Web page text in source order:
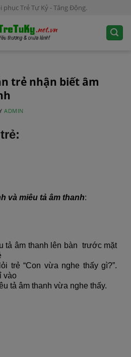
Trẻ Tự Kỷ - Tăng Động.
trẻ nhận biết âm
ADMIN
và miêu tả âm thanh:
tả âm thanh lên bàn trước mặt
trẻ “Con vừa nghe thấy gì?”.
vào
tả âm thanh vừa nghe thấy.